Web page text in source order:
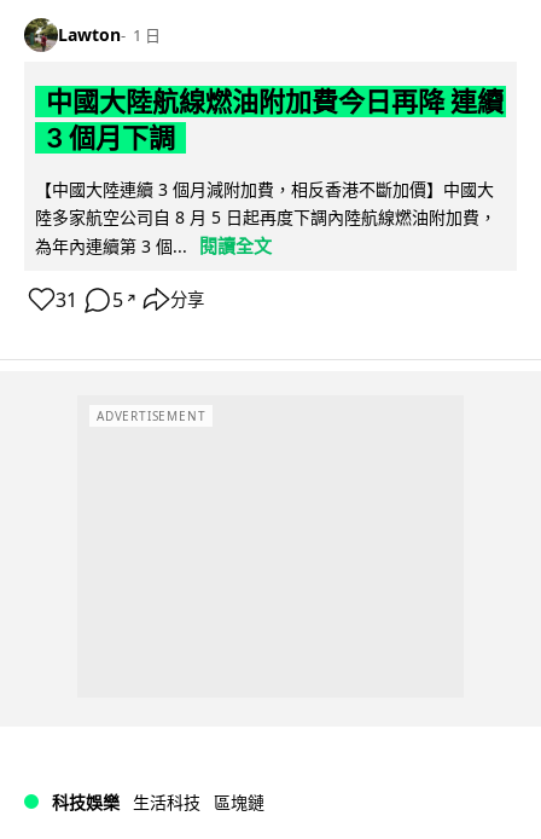
Lawton 1 日
中國大陸航線燃油附加費今日再降 連續
3 個月下調
【中國大陸連續 3 個月減附加費，相反香港不斷加價】中國大
陸多家航空公司自 8 月 5 日起再度下調內陸航線燃油附加費，
為年內連續第 3 個...
閱讀全文
31 5 ↗ 分享
ADVERTISEMENT
科技娛樂 生活科技 區塊鏈